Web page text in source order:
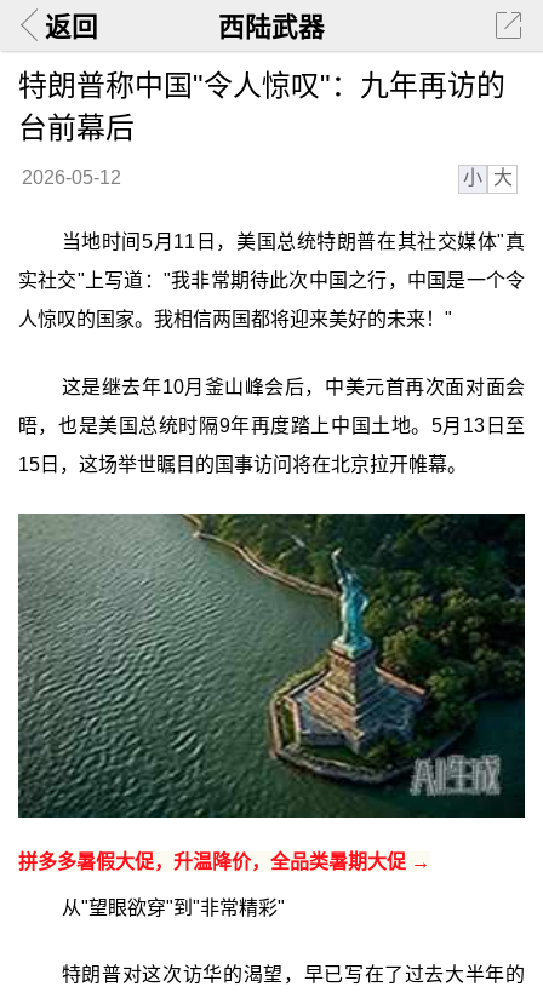
返回 西陆武器
特朗普称中国"令人惊叹"：九年再访的
台前幕后
2026-05-12 小 大
当地时间5月11日，美国总统特朗普在其社交媒体"真
实社交"上写道："我非常期待此次中国之行，中国是一个令
人惊叹的国家。我相信两国都将迎来美好的未来！"
这是继去年10月釜山峰会后，中美元首再次面对面会
晤，也是美国总统时隔9年再度踏上中国土地。5月13日至
15日，这场举世瞩目的国事访问将在北京拉开帷幕。
拼多多暑假大促，升温降价，全品类暑期大促 →
从"望眼欲穿"到"非常精彩"
特朗普对这次访华的渴望，早已写在了过去大半年的